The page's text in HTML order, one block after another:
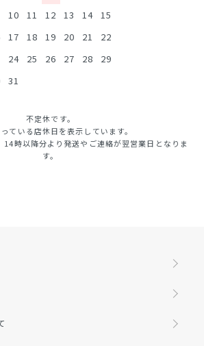
10 11 12 13 14
15
17 18 19 20 21
22
24 25 26 27 28
29
31
不定休です。
ている店休日を表示しています。
14時以降分より発送やご連絡が翌営業日となりま
す。